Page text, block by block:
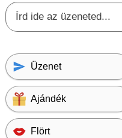
Üzenet
Ajándék
Flört